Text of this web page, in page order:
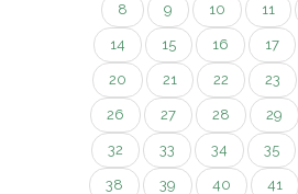
8 9 10 11
14 15 16 17
20 21 22 23
26 27 28 29
32 33 34 35
38 39 40 41